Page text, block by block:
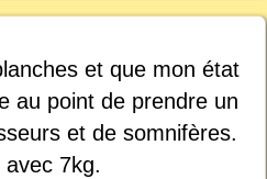
et que mon état
au point de prendre un
et de somnifères.
avec 7kg.